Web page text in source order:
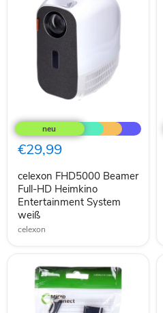
FHD5000
Beamer
Full-
HD
Entertainment
System
weiß
€29,99
celexon FHD5000 Beamer
Full-HD Heimkino
Entertainment System
weiß
celexon